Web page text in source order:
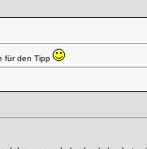
für den Tipp